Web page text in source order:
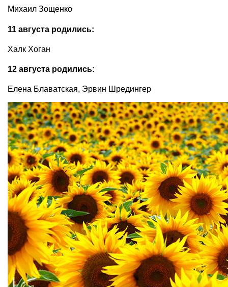
Михаил Зощенко
11 августа родились:
Халк Хоган
12 августа родились:
Елена Блаватская, Эрвин Шредингер